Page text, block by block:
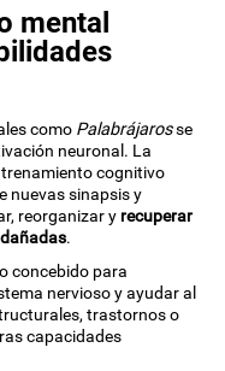
mental
como Palabrájarosse
neuronal. La
cognitivo
nuevas sinapsis y
reorganizar y recuperar
.
concebido para
nervioso y ayudar al
trastornos o
capacidades